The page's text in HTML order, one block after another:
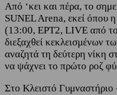
Από ‘κει και πέρα, το
SUNEL Arena, εκεί όπου η
(13:00, ΕΡΤ2, LIVE από το
διεξαχθεί κεκλεισμένων
αναζητά τη δεύτερη νίκη
να ψάχνει το πρώτο ροζ
Στο Κλειστό